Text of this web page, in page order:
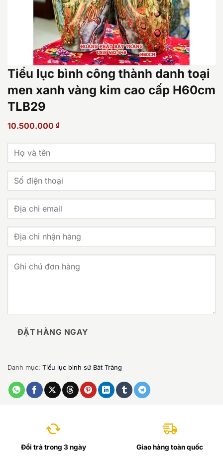
Tiểu lục bình công thành danh toại
men xanh vàng kim cao cấp H60cm
TLB29
10.500.000 ₫
ĐẶT HÀNG NGAY
Danh mục: Tiểu lục bình sứ Bát Tràng
Đổi trả trong 3 ngày Giao hàng toàn quốc